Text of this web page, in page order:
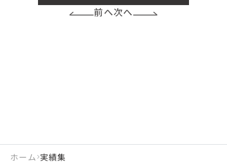
前へ次へ
ホーム 実績集